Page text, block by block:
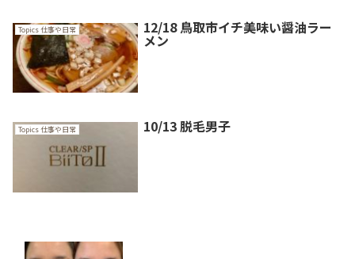
Topics 仕事や日常 12/18 鳥取市イチ美味い醤油ラー
メン
Topics 仕事や日常 10/13 脱毛男子